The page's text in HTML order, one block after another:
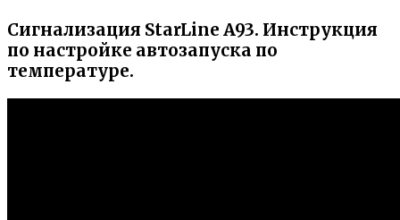
Сигнализация StarLine A93. Инструкция
по настройке автозапуска по
температуре.